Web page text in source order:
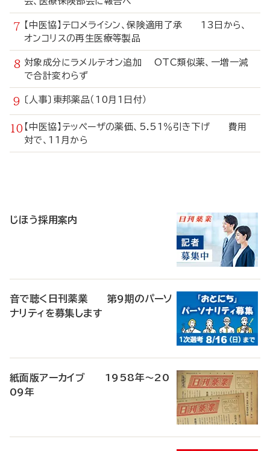
【中医協】テロメライシン、保険適用了承 13日から、
オンコリスの再生医療等製品
対象成分にラメルテオン追加 OTC類似薬、一増一減
で合計変わらず
〔人事〕東邦薬品（10月1日付）
【中医協】テッペーザの薬価、5.51％引き下げ 費用
対で、11月から
じほう採用案内
音で聴く日刊薬業 第9期のパーソ
ナリティを募集します
紙面版アーカイブ 1958年～20
09年